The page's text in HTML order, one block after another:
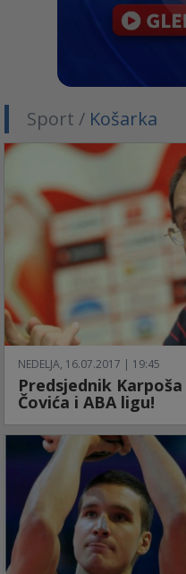
Sport / Košarka
NEDELJA, 16.07.2017 | 19:45
Predsjednik
Čovića i ABA ligu!